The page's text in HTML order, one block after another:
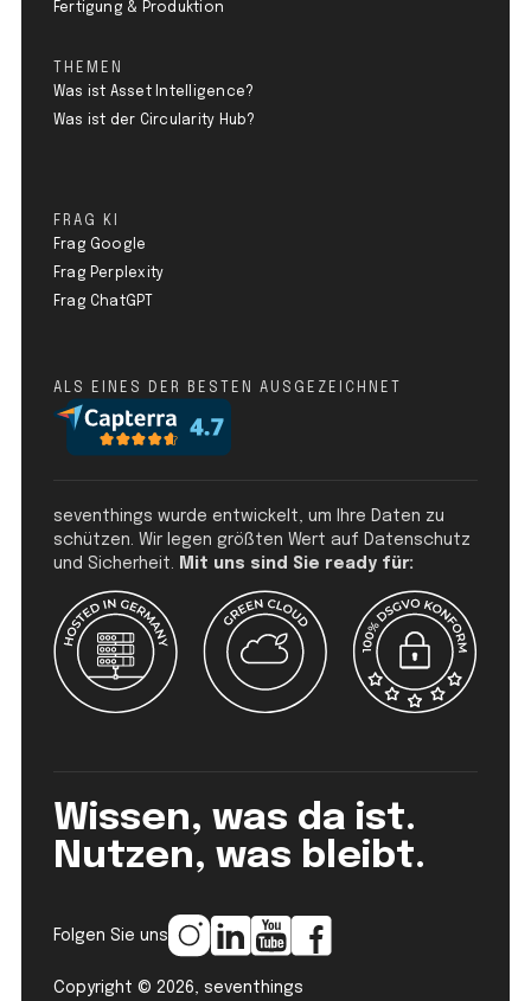
Fertigung & Produktion
THEMEN
Was ist Asset Intelligence?
Was ist der Circularity Hub?
FRAG KI
Frag Google
Frag Perplexity
Frag ChatGPT
ALS EINES DER BESTEN AUSGEZEICHNET
seventhings wurde entwickelt, um Ihre Daten zu
schützen. Wir legen größten Wert auf Datenschutz
und Sicherheit.
Mit uns sind Sie ready für:
Wissen, was da ist.
Nutzen, was bleibt.
Copyright © 2026, seventhings
Folgen Sie uns